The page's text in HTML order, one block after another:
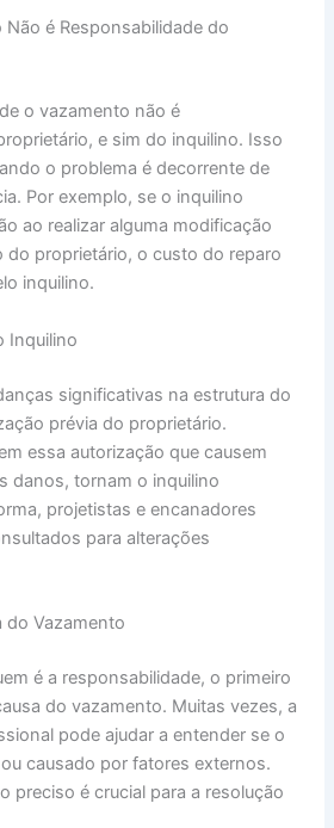
é Responsabilidade do
o vazamento não é
e sim do inquilino. Isso
o problema é decorrente de
Por exemplo, se o inquilino
ao realizar alguma modificação
proprietário, o custo do reparo
inquilino.
Inquilino
significativas na estrutura do
prévia do proprietário.
essa autorização que causem
danos, tornam o inquilino
projetistas e encanadores
para alterações
do Vazamento
é a responsabilidade, o primeiro
do vazamento. Muitas vezes, a
pode ajudar a entender se o
causado por fatores externos.
preciso é crucial para a resolução